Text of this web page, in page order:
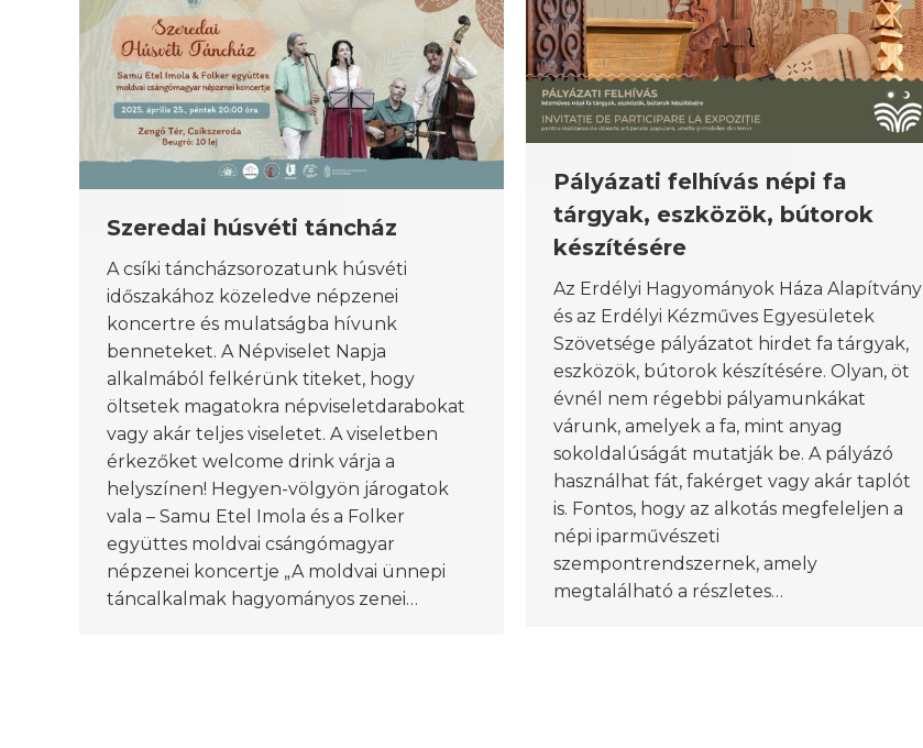
Pályázati felhívás népi fa
tárgyak, eszközök, bútorok
készítésére
Az Erdélyi Hagyományok Háza Alapítvány
és az Erdélyi Kézműves Egyesületek
Szövetsége pályázatot hirdet fa tárgyak,
eszközök, bútorok készítésére. Olyan, öt
évnél nem régebbi pályamunkákat
várunk, amelyek a fa, mint anyag
sokoldalúságát mutatják be. A pályázó
használhat fát, fakérget vagy akár taplót
is. Fontos, hogy az alkotás megfeleljen a
népi iparművészeti
szempontrendszernek, amely
megtalálható a részletes…
Szeredai húsvéti táncház
A csíki táncházsorozatunk húsvéti
időszakához közeledve népzenei
koncertre és mulatságba hívunk
benneteket. A Népviselet Napja
alkalmából felkérünk titeket, hogy
öltsetek magatokra népviseletdarabokat
vagy akár teljes viseletet. A viseletben
érkezőket welcome drink várja a
helyszínen! Hegyen-völgyön járogatok
vala – Samu Etel Imola és a Folker
együttes moldvai csángómagyar
népzenei koncertje „A moldvai ünnepi
táncalkalmak hagyományos zenei…